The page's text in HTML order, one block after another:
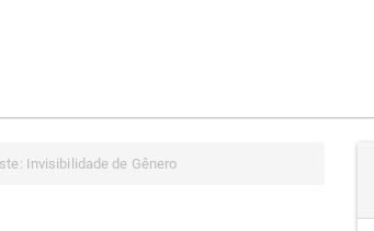
Invisibilidade de Gênero